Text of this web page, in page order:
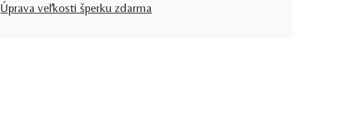
Úprava veľkosti šperku zdarma